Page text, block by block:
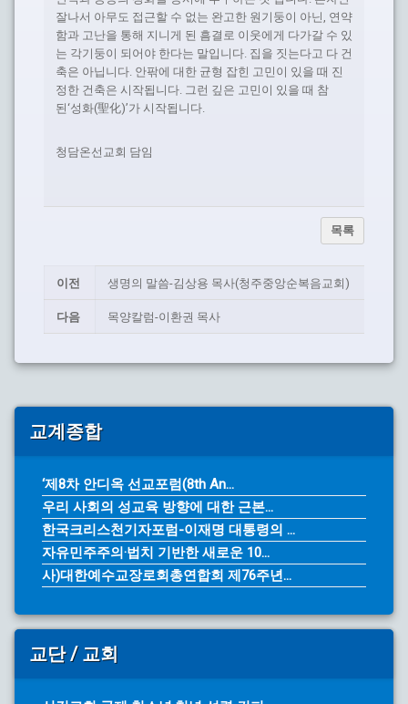
잘나서 아무도 접근할 수 없는 완고한 원기둥이 아닌, 연약
함과 고난을 통해 지니게 된 흠결로 이웃에게 다가갈 수 있
는 각기둥이 되어야 한다는 말입니다. 집을 짓는다고 다 건
축은 아닙니다. 안팎에 대한 균형 잡힌 고민이 있을 때 진
정한 건축은 시작됩니다. 그런 깊은 고민이 있을 때 참
된‘성화(聖化)’가 시작됩니다.
청담온선교회 담임
목록
이전 생명의 말씀-김상용 목사(청주중앙순복음교회)
다음 목양칼럼-이환권 목사
교계종합
‘제8차 안디옥 선교포럼(8th An...
우리 사회의 성교육 방향에 대한 근본...
한국크리스천기자포럼-이재명 대통령의 ...
자유민주주의·법치 기반한 새로운 10...
사)대한예수교장로회총연합회 제76주년...
교단 / 교회